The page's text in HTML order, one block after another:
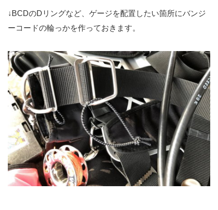
↓BCDのDリングなど、ゲージを配置したい箇所にバンジ
ーコードの輪っかを作っておきます。